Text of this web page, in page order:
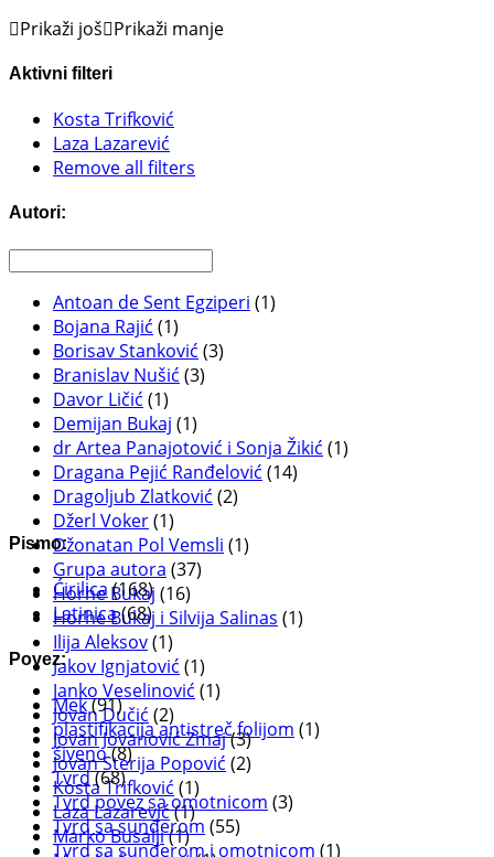
Prikaži još Prikaži manje
Aktivni filteri
Kosta Trifković
Laza Lazarević
Remove all filters
Autori:
Antoan de Sent Egziperi (1)
Bojana Rajić (1)
Borisav Stanković (3)
Branislav Nušić (3)
Davor Ličić (1)
Demijan Bukaj (1)
dr Artea Panajotović i Sonja Žikić (1)
Dragana Pejić Ranđelović (14)
Dragoljub Zlatković (2)
Džerl Voker(1)
Džonatan Pol Vemsli (1)
Grupa autora (37)
Horhe Bukaj (16)
Horhe Bukaj i Silvija Salinas (1)
Ilija Aleksov(1)
Jakov Ignjatović (1)
Janko Veselinović (1)
Jovan Dučić (2)
Jovan Jovanović Zmaj(3)
Jovan Sterija Popović (2)
Kosta Trifković (1)
Laza Lazarević(1)
Marko Busalji(1)
Pismo:
Ćirilica (168)
Latinica(68)
Povez:
Mek(91)
plastifikacija antistreč folijom (1)
šiveno(8)
Tvrd(68)
Tvrd povez sa omotnicom (3)
Tvrd sa sunđerom (55)
Tvrd sa sunđerom i omotnicom (1)